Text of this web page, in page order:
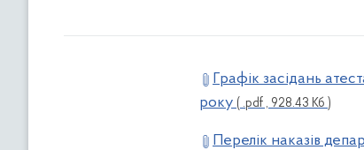
Графік засідань
року ( .pdf , 928.43 Кб )
Перелік наказів